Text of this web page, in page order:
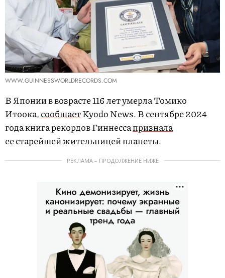
WWW.GUINNESSWORLDRECORDS.COM
В Японии в возрасте 116 лет умерла Томико
Итоока,сообщаетKyodo News. В сентябре 2024
года книга рекордов Гиннессапризнала
ее старейшей жительницей планеты.
РЕКЛАМА – ПРОДОЛЖЕНИЕ НИЖЕ